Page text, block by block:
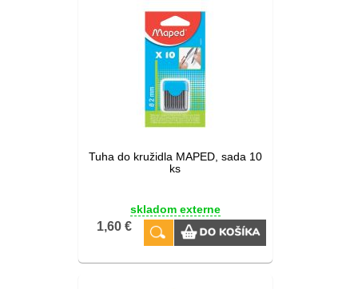
Tuha do kružidla MAPED, sada 10
ks
skladom externe
1,60 €